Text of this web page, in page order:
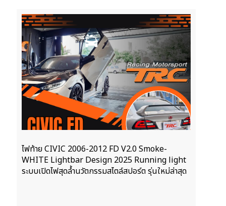
ไฟท้าย CIVIC 2006-2012 FD V2.0 Smoke-
WHITE Lightbar Design 2025 Running light
ระบบเปิดไฟสุดลํ้านวัตกรรมสไตล์สปอร์ต รุ่นใหม่ล่าสุด